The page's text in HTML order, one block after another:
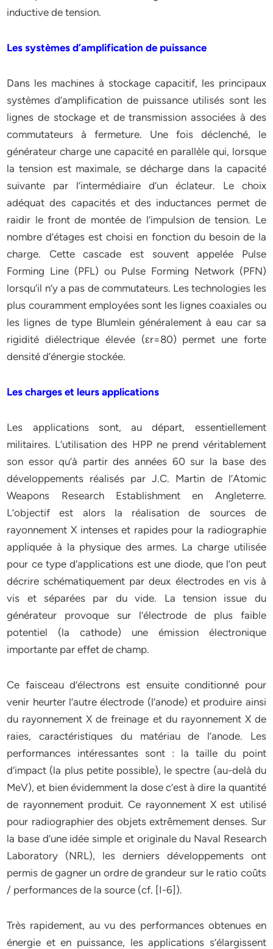
inductive de tension.
Les systèmes d’amplification de puissance
Dans les machines à stockage capacitif, les principaux
systèmes d’amplification de puissance utilisés sont les
lignes de stockage et de transmission associées à des
commutateurs à fermeture. Une fois déclenché, le
générateur charge une capacité en parallèle qui, lorsque
la tension est maximale, se décharge dans la capacité
suivante par l’intermédiaire d’un éclateur. Le choix
adéquat des capacités et des inductances permet de
raidir le front de montée de l’impulsion de tension. Le
nombre d’étages est choisi en fonction du besoin de la
charge. Cette cascade est souvent appelée Pulse
Forming Line (PFL) ou Pulse Forming Network (PFN)
lorsqu’il n’y a pas de commutateurs. Les technologies les
plus couramment employées sont les lignes coaxiales ou
les lignes de type Blumlein généralement à eau car sa
rigidité diélectrique élevée (εr=80) permet une forte
densité d’énergie stockée.
Les charges et leurs applications
Les applications sont, au départ, essentiellement
militaires. L’utilisation des HPP ne prend véritablement
son essor qu’à partir des années 60 sur la base des
développements réalisés par J.C. Martin de l’Atomic
Weapons Research Establishment en Angleterre.
L’objectif est alors la réalisation de sources de
rayonnement X intenses et rapides pour la radiographie
appliquée à la physique des armes. La charge utilisée
pour ce type d’applications est une diode, que l’on peut
décrire schématiquement par deux électrodes en vis à
vis et séparées par du vide. La tension issue du
générateur provoque sur l’électrode de plus faible
potentiel (la cathode) une émission électronique
importante par effet de champ.
Ce faisceau d’électrons est ensuite conditionné pour
venir heurter l’autre électrode (l’anode) et produire ainsi
du rayonnement X de freinage et du rayonnement X de
raies, caractéristiques du matériau de l’anode. Les
performances intéressantes sont : la taille du point
d’impact (la plus petite possible), le spectre (au-delà du
MeV), et bien évidemment la dose c’est à dire la quantité
de rayonnement produit. Ce rayonnement X est utilisé
pour radiographier des objets extrêmement denses. Sur
la base d’une idée simple et originale du Naval Research
Laboratory (NRL), les derniers développements ont
permis de gagner un ordre de grandeur sur le ratio coûts
/ performances de la source (cf. [I-6]).
Très rapidement, au vu des performances obtenues en
énergie et en puissance, les applications s’élargissent